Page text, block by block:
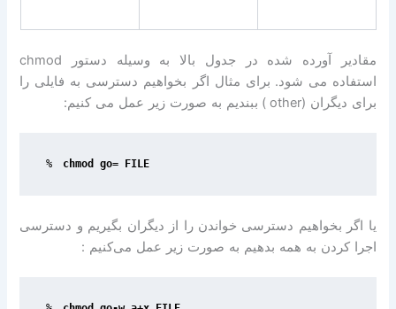
مقادیر آورده شده در جدول بالا به وسیله دستور chmod
استفاده می شود . برای مثال اگر بخواهیم دسترسی به فایلی را
برای دیگران (other ) ببندیم به صورت زیر عمل می کنیم:
% chmod go= FILE
یا اگر بخواهیم دسترسی خواندن را از دیگران بگیریم و دسترسی
اجرا کردن به همه بدهیم به صورت زیر عمل می‌کنیم :